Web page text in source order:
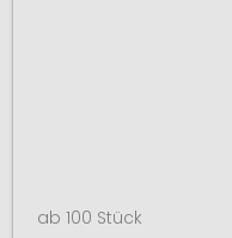
ab 100 Stück